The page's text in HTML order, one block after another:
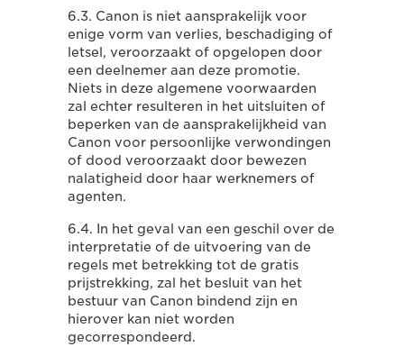
6.3. Canon is niet aansprakelijk voor
enige vorm van verlies, beschadiging of
letsel, veroorzaakt of opgelopen door
een deelnemer aan deze promotie.
Niets in deze algemene voorwaarden
zal echter resulteren in het uitsluiten of
beperken van de aansprakelijkheid van
Canon voor persoonlijke verwondingen
of dood veroorzaakt door bewezen
nalatigheid door haar werknemers of
agenten.
6.4. In het geval van een geschil over de
interpretatie of de uitvoering van de
regels met betrekking tot de gratis
prijstrekking, zal het besluit van het
bestuur van Canon bindend zijn en
hierover kan niet worden
gecorrespondeerd.